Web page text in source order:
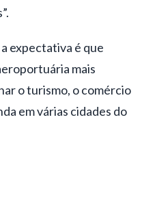
expectativa é que
mais
o turismo, o comércio
em várias cidades do